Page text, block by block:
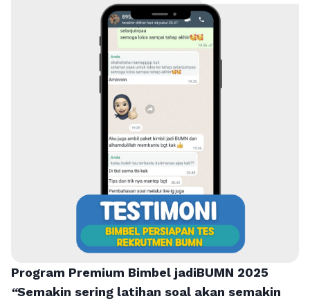
Program Premium Bimbel jadiBUMN 2025
“Semakin sering latihan soal akan semakin